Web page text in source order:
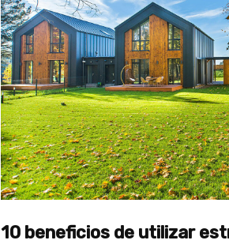
10 beneficios de utilizar